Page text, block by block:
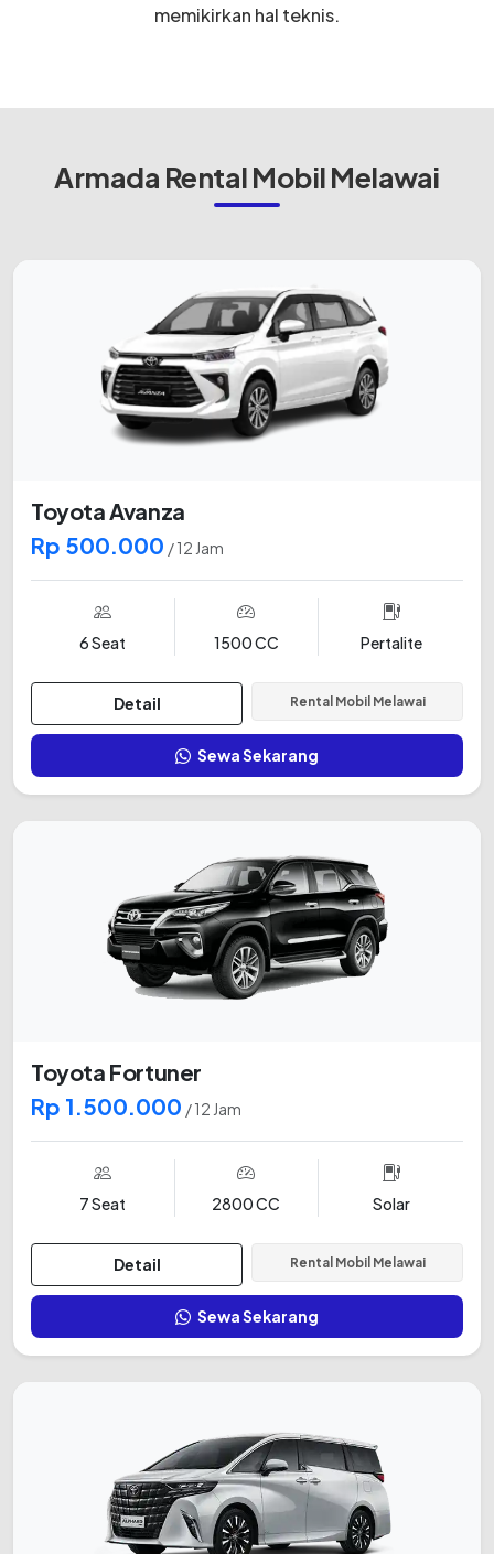
memikirkan hal teknis.
Armada Rental Mobil Melawai
Toyota Avanza
Rp 500.000 / 12 Jam
6 Seat 1500 CC Pertalite
Detail Rental Mobil Melawai
Sewa Sekarang
Toyota Fortuner
Rp 1.500.000 / 12 Jam
7 Seat 2800 CC Solar
Detail Rental Mobil Melawai
Sewa Sekarang